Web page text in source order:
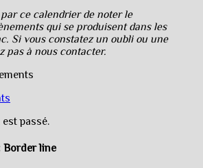
ce calendrier de noter le
qui se produisent dans les
Si vous constatez un oubli ou une
pas à nous contacter.
passé.
Border line